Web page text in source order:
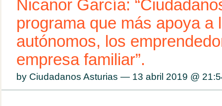
Nicanor García:
programa que más apoya a
autónomos, los
empresa familiar”.
by Ciudadanos Asturias — 13 abril 2019 @